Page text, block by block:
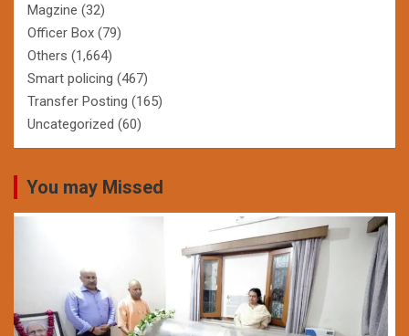
Magzine (32)
Officer Box (79)
Others (1,664)
Smart policing (467)
Transfer Posting (165)
Uncategorized (60)
You may Missed